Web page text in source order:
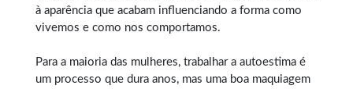
à aparência que acabam influenciando a forma como
vivemos e como nos comportamos.
Para a maioria das mulheres, trabalhar a autoestima é
um processo que dura anos, mas uma boa maquiagem